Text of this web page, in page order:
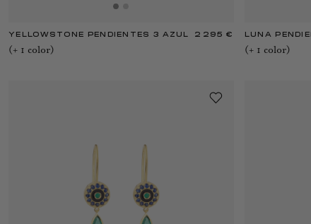
YELLOWSTONE PENDIENTES 3 AZUL 2 295 €
(+ 1 color)
LUNA
(+ 1 color)